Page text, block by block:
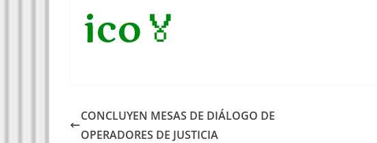
ico🏅
CONCLUYEN MESAS DE DIÁLOGO DE
OPERADORES DE JUSTICIA